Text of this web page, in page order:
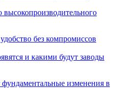
высокопроизводительного
и какими будут заводы
изменения в